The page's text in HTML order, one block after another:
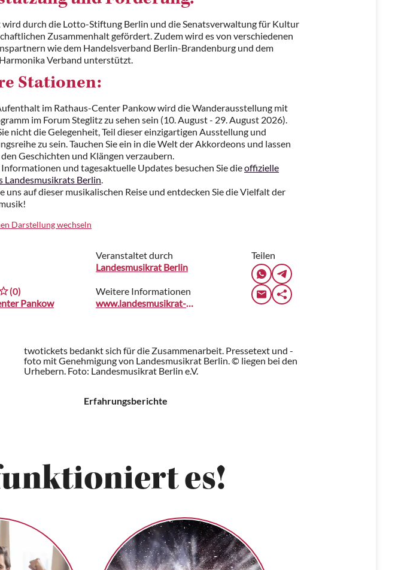
wird durch die Lotto-Stiftung Berlin und die Senatsverwaltung für Kultur
Zusammenhalt gefördert. Zudem wird es von verschiedenen
wie dem Handelsverband Berlin-Brandenburg und dem
Verband unterstützt.
Stationen:
im Rathaus-Center Pankow wird die Wanderausstellung mit
im Forum Steglitz zu sehen sein (10. August - 29. August 2026).
nicht die Gelegenheit, Teil dieser einzigartigen Ausstellung und
zu sein. Tauchen Sie ein in die Welt der Akkordeons und lassen
den Geschichten und Klängen verzaubern.
und tagesaktuelle Updates besuchen Sie dieoffizielle
Landesmusikrats Berlin.
uns auf dieser musikalischen Reise und entdecken Sie die Vielfalt der
Darstellung wechseln
(0)
Pankow
Veranstaltet durch
Landesmusikrat Berlin
Weitere Informationen
www.landesmusikrat-berlin.de
Teilen
twotickets bedankt sich für die Zusammenarbeit. Pressetext und -
foto mit Genehmigung von Landesmusikrat Berlin. © liegen bei den
Urhebern. Foto: Landesmusikrat Berlin e.V.
Erfahrungsberichte
es!